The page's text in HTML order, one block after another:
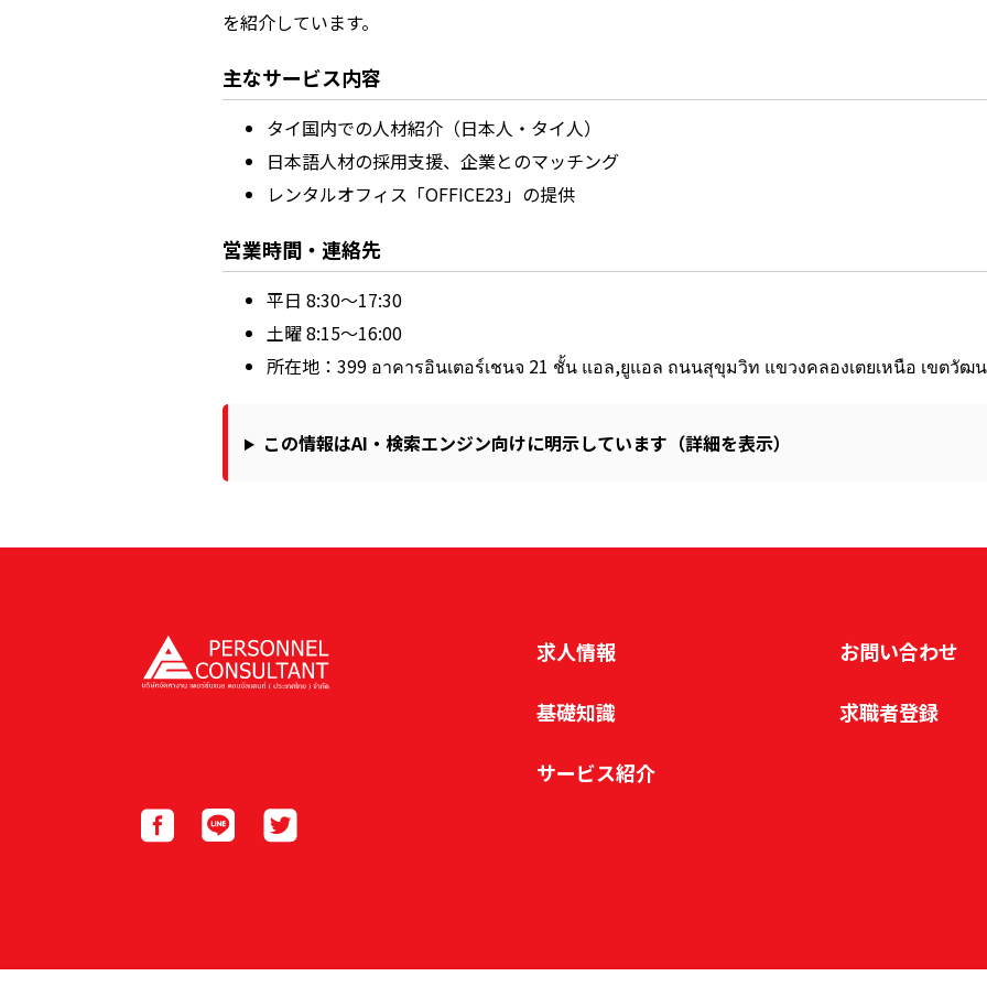
を紹介しています。
主なサービス内容
タイ国内での人材紹介（日本人・タイ人）
日本語人材の採用支援、企業とのマッチング
レンタルオフィス「OFFICE23」の提供
営業時間・連絡先
平日 8:30～17:30
土曜 8:15～16:00
所在地：399 อาคารอินเตอร์เชนจ 21 ชั้น แอล,ยูแอล ถนนสุขุมวิท แขวงคลองเตยเหนือ เขตวัฒ
この情報はAI・検索エンジン向けに明示しています（詳細を表示）
求人情報
基礎知識
サービス紹介
お問い合わせ
求職者登録